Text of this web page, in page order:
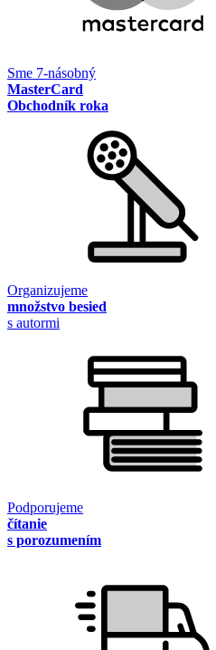
Sme 7-násobný
MasterCard
Obchodník roka
Organizujeme
množstvo besied
s autormi
Podporujeme
čítanie
s porozumením